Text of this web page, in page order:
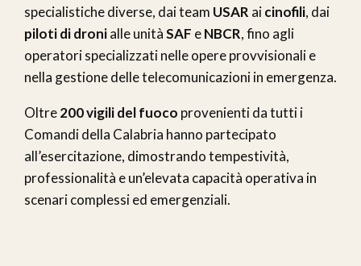
specialistiche diverse, dai team USAR aicinofili, dai
piloti di dronialle unitàSAF eNBCR, fino agli
operatori specializzati nelle opere provvisionali e
nella gestione delle telecomunicazioni in emergenza.
Oltre200 vigili del fuoco provenienti da tutti i
Comandi della Calabria hanno partecipato
all’esercitazione, dimostrando tempestività,
professionalità e un’elevata capacità operativa in
scenari complessi ed emergenziali.